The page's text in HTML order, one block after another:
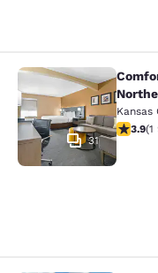
Comfort Inn
31
Kansas
3.93.9(1